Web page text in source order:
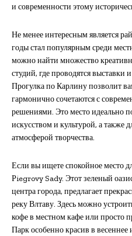
и современности этому
Не менее интересным является
годы стал популярным среди
можно найти множество
студий, где проводятся выставки
Прогулка по Карлину позволит
гармонично сочетаются с
решениями. Это место идеально
искусством и культурой, а также
атмосферой творчества.
Если вы ищете спокойное место
Рiegrovy Sady. Этот зеленый
центра города, предлагает
реку Влтаву. Здесь можно
кофе в местном кафе или просто
Парк особенно красив в весеннее